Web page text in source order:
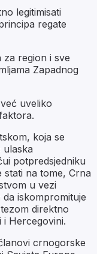
legitimisati
regate
za region i sve
Zapadnog
uveliko
koja se
ulaska
potpredsjedniku
stati na tome, Crna
u vezi
iskompromituje
direktno
i Hercegovini.
crnogorske